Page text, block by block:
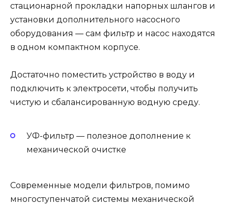
стационарной прокладки напорных шлангов и
установки дополнительного насосного
оборудования — сам фильтр и насос находятся
в одном компактном корпусе.
Достаточно поместить устройство в воду и
подключить к электросети, чтобы получить
чистую и сбалансированную водную среду.
УФ-фильтр — полезное дополнение к
механической очистке
Современные модели фильтров, помимо
многоступенчатой системы механической